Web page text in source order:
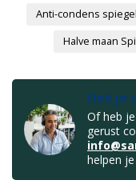
Anti-condens spiegel
Halve maan
Heb je
Of heb
gerust
helpen